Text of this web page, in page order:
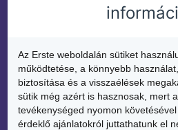
Pozitív döntést követően
előkészítünk, hogy a
kelljen írnoda papírokat.
Az Erste weboldalán sütiket
működtetése, a könnyebb
biztosítása és a visszaélések
sütik még azért is hasznosak, mert
tevékenységed nyomon
érdeklő ajánlatokról juttathatunk el